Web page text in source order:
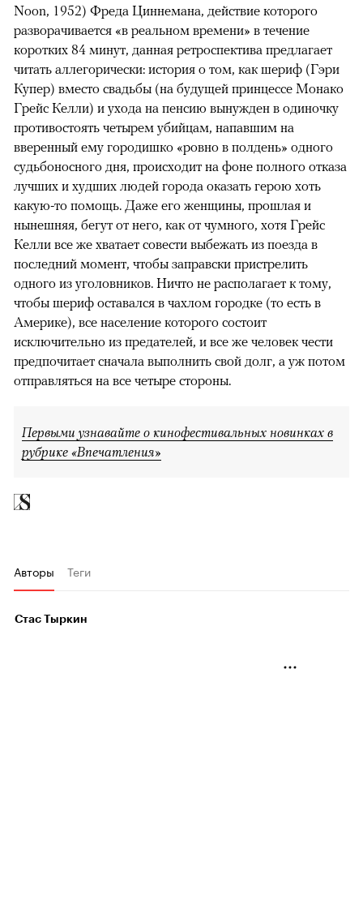
Noon, 1952) Фреда Циннемана, действие которого
разворачивается «в реальном времени» в течение
коротких 84 минут, данная ретроспектива предлагает
читать аллегорически: история о том, как шериф (Гэри
Купер) вместо свадьбы (на будущей принцессе Монако
Грейс Келли) и ухода на пенсию вынужден в одиночку
противостоять четырем убийцам, напавшим на
вверенный ему городишко «ровно в полдень» одного
судьбоносного дня, происходит на фоне полного отказа
лучших и худших людей города оказать герою хоть
какую-то помощь. Даже его женщины, прошлая и
нынешняя, бегут от него, как от чумного, хотя Грейс
Келли все же хватает совести выбежать из поезда в
последний момент, чтобы заправски пристрелить
одного из уголовников. Ничто не располагает к тому,
чтобы шериф оставался в чахлом городке (то есть в
Америке), все население которого состоит
исключительно из предателей, и все же человек чести
предпочитает сначала выполнить свой долг, а уж потом
отправляться на все четыре стороны.
Первыми узнавайте о кинофестивальных новинках в
рубрике «Впечатления»
Авторы Теги
Стас Тыркин